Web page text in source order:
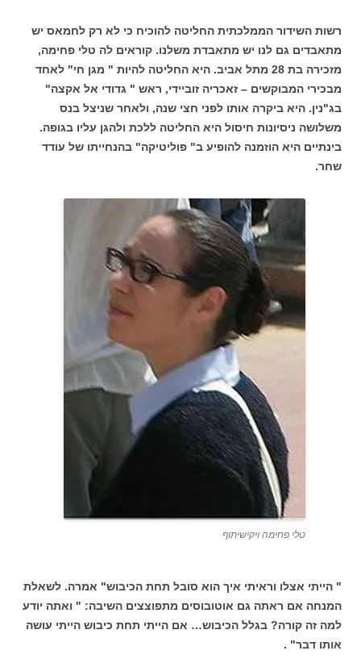
רשות השידור הממלכתית החליטה להוכיח כי לא רק לחמאס יש
מתאבדים גם לנו יש מתאבדת משלנו. קוראים לה טלי פחימה,
מזכירה בת 28 מתל אביב. היא החליטה להיות " מגן חי" לאחד
מבכירי המבוקשים – זאכריה זוביידי, ראש " גדודי אל אקצה"
בג"נין. היא ביקרה אותו לפני חצי שנה, ולאחר שניצל בנס
משלושה ניסיונות חיסול היא החליטה ללכת ולהגן עליו בגופה.
בינתיים היא הוזמנה להופיע ב" פוליטיקה" בהנחייתו של עודד
שחר.
טלי פחימה ויקישיתוף
" הייתי אצלו וראיתי איך הוא סובל תחת הכיבוש" אמרה. לשאלת
המנחה אם ראתה גם אוטובוסים מתפוצצים השיבה: " ואתה יודע
למה זה קורה? בגלל הכיבוש… אם הייתי תחת כיבוש הייתי עושה
אותו דבר" .